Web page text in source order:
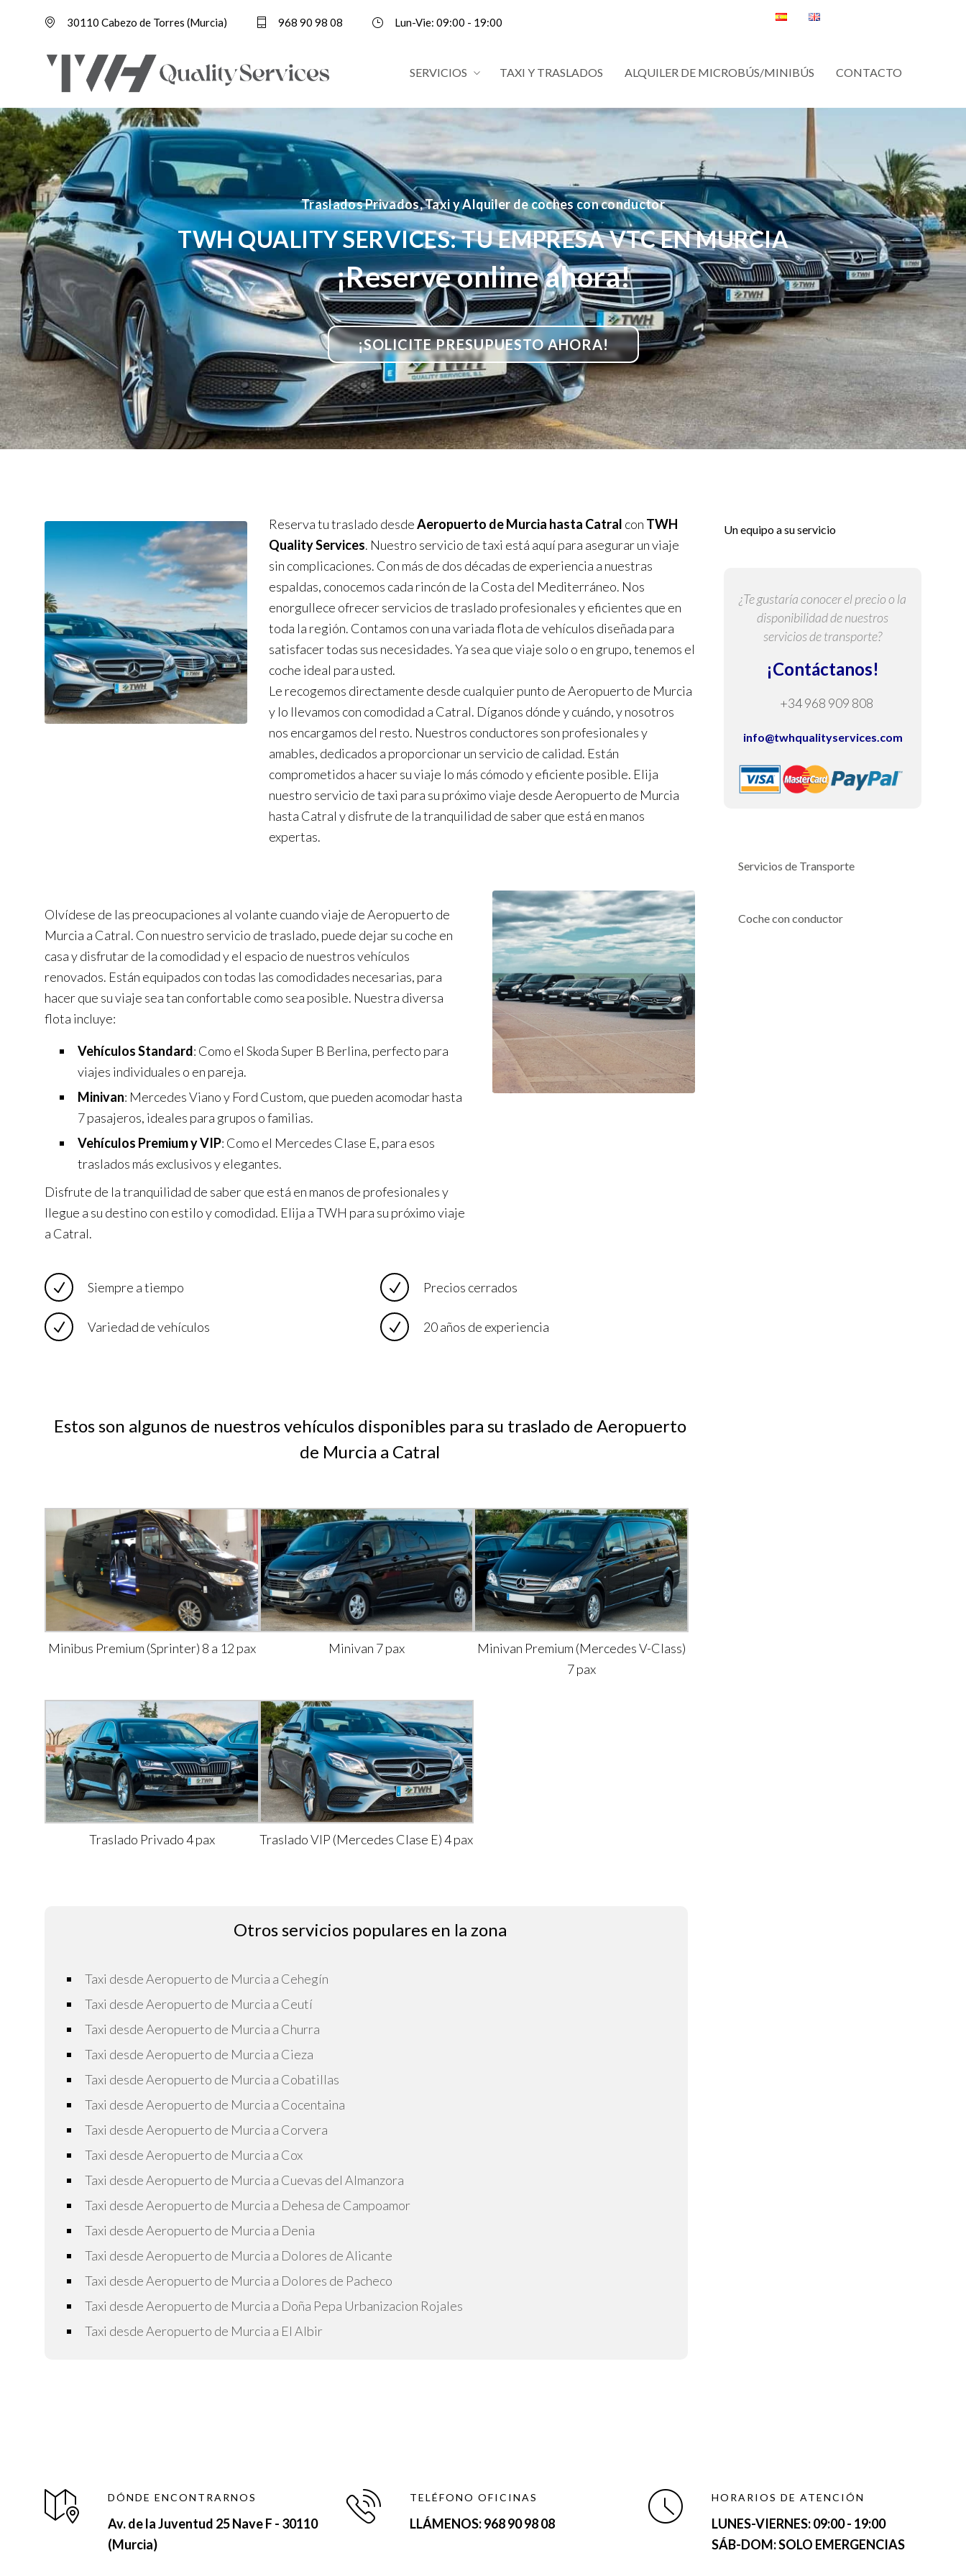
30110 Cabezo de Torres (Murcia) 968 90 98 08 Lun-Vie: 09:00 - 19:00
SERVICIOS TAXI Y TRASLADOS ALQUILER DE MICROBÚS/MINIBÚS CONTACTO
Traslados Privados, Taxi y Alquiler de coches con conductor
TWH QUALITY SERVICES: TU EMPRESA VTC EN MURCIA
¡Reserve online ahora!
¡SOLICITE PRESUPUESTO AHORA!
Reserva tu traslado desdeAeropuerto de Murcia hasta Catral con TWH
Quality Services. Nuestro servicio de taxi está aquí para asegurar un viaje
sin complicaciones. Con más de dos décadas de experiencia a nuestras
espaldas, conocemos cada rincón de la Costa del Mediterráneo. Nos
enorgullece ofrecer servicios de traslado profesionales y eficientes que en
toda la región. Contamos con una variada flota de vehículos diseñada para
satisfacer todas sus necesidades. Ya sea que viaje solo o en grupo, tenemos el
coche ideal para usted.
Le recogemos directamente desde cualquier punto de Aeropuerto de Murcia
y lo llevamos con comodidad a Catral. Díganos dónde y cuándo, y nosotros
nos encargamos del resto. Nuestros conductores son profesionales y
amables, dedicados a proporcionar un servicio de calidad. Están
comprometidos a hacer su viaje lo más cómodo y eficiente posible. Elija
nuestro servicio de taxi para su próximo viaje desde Aeropuerto de Murcia
hasta Catral y disfrute de la tranquilidad de saber que está en manos
expertas.
Olvídese de las preocupaciones al volante cuando viaje de Aeropuerto de
Murcia a Catral. Con nuestro servicio de traslado, puede dejar su coche en
casa y disfrutar de la comodidad y el espacio de nuestros vehículos
renovados. Están equipados con todas las comodidades necesarias, para
hacer que su viaje sea tan confortable como sea posible. Nuestra diversa
flota incluye:
Vehículos Standard: Como el Skoda Super B Berlina, perfecto para
viajes individuales o en pareja.
Minivan: Mercedes Viano y Ford Custom, que pueden acomodar hasta
7 pasajeros, ideales para grupos o familias.
Vehículos Premium y VIP: Como el Mercedes Clase E, para esos
traslados más exclusivos y elegantes.
Disfrute de la tranquilidad de saber que está en manos de profesionales y
llegue a su destino con estilo y comodidad. Elija a TWH para su próximo viaje
a Catral.
Siempre a tiempo
Variedad de vehículos
Precios cerrados
20 años de experiencia
Estos son algunos de nuestros vehículos disponibles para su traslado de Aeropuerto
de Murcia a Catral
Minibus Premium (Sprinter) 8 a 12 pax Minivan 7 pax
Minivan Premium (Mercedes V-Class)
7 pax
Traslado Privado 4 pax Traslado VIP (Mercedes Clase E) 4 pax
Otros servicios populares en la zona
Taxi desde Aeropuerto de Murcia a Cehegín
Taxi desde Aeropuerto de Murcia a Ceutí
Taxi desde Aeropuerto de Murcia a Churra
Taxi desde Aeropuerto de Murcia a Cieza
Taxi desde Aeropuerto de Murcia a Cobatillas
Taxi desde Aeropuerto de Murcia a Cocentaina
Taxi desde Aeropuerto de Murcia a Corvera
Taxi desde Aeropuerto de Murcia a Cox
Taxi desde Aeropuerto de Murcia a Cuevas del Almanzora
Taxi desde Aeropuerto de Murcia a Dehesa de Campoamor
Taxi desde Aeropuerto de Murcia a Denia
Taxi desde Aeropuerto de Murcia a Dolores de Alicante
Taxi desde Aeropuerto de Murcia a Dolores de Pacheco
Taxi desde Aeropuerto de Murcia a Doña Pepa Urbanizacion Rojales
Taxi desde Aeropuerto de Murcia a El Albir
Un equipo a su servicio
¿Te gustaría conocer el precio o la
disponibilidad de nuestros
servicios de transporte?
¡Contáctanos!
+34 968 909 808
info@twhqualityservices.com
Servicios de Transporte
Coche con conductor
DÓNDE ENCONTRARNOS
Av. de la Juventud 25 Nave F - 30110
(Murcia)
TELÉFONO OFICINAS
LLÁMENOS: 968 90 98 08
HORARIOS DE ATENCIÓN
LUNES-VIERNES:09:00 - 19:00
SÁB-DOM: SOLO EMERGENCIAS